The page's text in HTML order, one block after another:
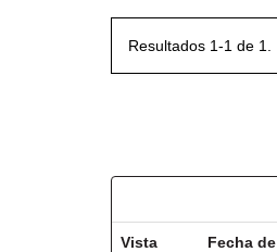
Resultados 1-1 de 1.
Vista
Fecha de